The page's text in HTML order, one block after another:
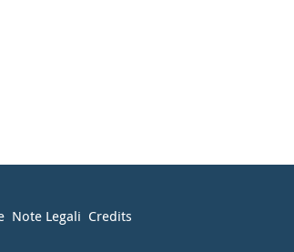
Note Legali Credits